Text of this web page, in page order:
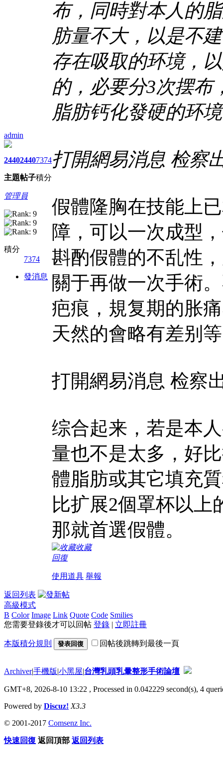
admin
2440
主題
2440
帖子
7374
積分
管理員
積分
7374
發消息
布，同時對本人的
肪量不大，以是不
存在吸取的环境，
的，必要分3次摆布
脂肪钙化發硬的环
打開網易消息 检察
假體隆胸在技能上
障，可以一次成型
斟酌假體的不乱性
關于再做一次手術
疤痕，規复期的胀
天然的會略有差别
打開網易消息 检察
综合起来，若是本
量也不是太多，好
體脂肪或其它填充
比扩展2個罩杯以上
那就首選假體。
收藏
回復
使用道具 舉報
返回列表
高級模式
B Color Image Link Quote Code Smilies
您需要登錄後才可以回帖 登錄 | 立即註冊
本版積分規則 發表回復 回帖後跳轉到最後一頁
Archiver|手機版|小黑屋|台灣乳頭乳暈整形手術論壇
GMT+8, 2026-8-10 13:22 , Processed in 0.042229 second(s), 4
Powered by Discuz! X3.3
© 2001-2017 Comsenz Inc.
快速回復 返回頂部 返回列表